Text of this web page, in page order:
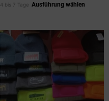
4 bis 7 Tage Ausführung wählen